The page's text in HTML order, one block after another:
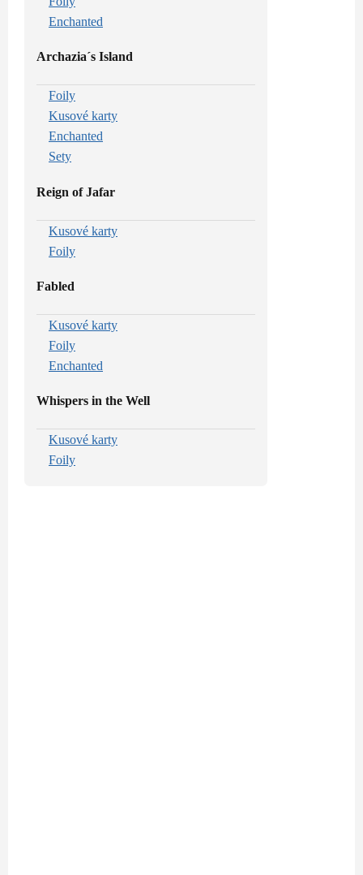
Enchanted
Archazia´s Island
Foily
Kusové karty
Enchanted
Sety
Reign of Jafar
Kusové karty
Foily
Fabled
Kusové karty
Foily
Enchanted
Whispers in the Well
Kusové karty
Foily